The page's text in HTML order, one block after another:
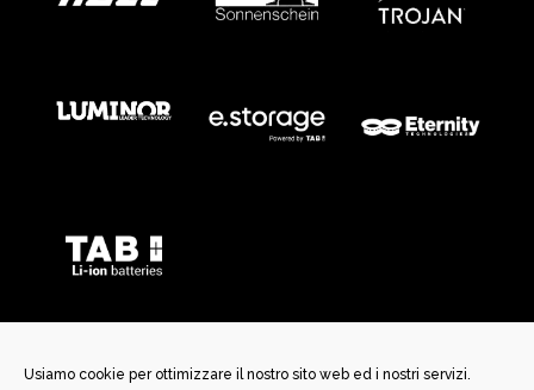
Usiamo cookie per ottimizzare il nostro sito web ed i nostri servizi.